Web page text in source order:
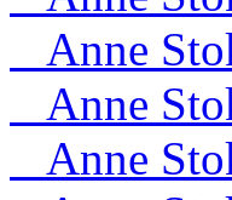
Anne
Anne
Anne